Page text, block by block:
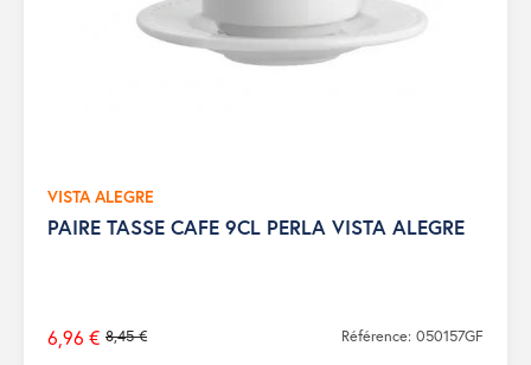
VISTA ALEGRE
PAIRE TASSE CAFE 9CL PERLA VISTA ALEGRE
Prix
8,45 €
6,96 € Référence: 050157GF